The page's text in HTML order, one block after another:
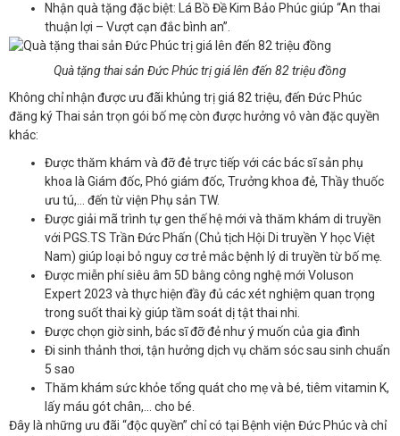
Nhận quà tặng đặc biệt: Lá Bồ Đề Kim Bảo Phúc giúp “An thai
thuận lợi – Vượt cạn đắc bình an”.
Quà tặng thai sản Đức Phúc trị giá lên đến 82 triệu đồng
Không chỉ nhận được ưu đãi khủng trị giá 82 triệu, đến Đức Phúc
đăng ký Thai sản trọn gói bố mẹ còn được hưởng vô vàn đặc quyền
khác:
Được thăm khám và đỡ đẻ trực tiếp với các bác sĩ sản phụ
khoa là Giám đốc, Phó giám đốc, Trưởng khoa đẻ, Thầy thuốc
ưu tú,… đến từ viện Phụ sản TW.
Được giải mã trình tự gen thế hệ mới và thăm khám di truyền
với PGS.TS Trần Đức Phấn (Chủ tịch Hội Di truyền Y học Việt
Nam) giúp loại bỏ nguy cơ trẻ mắc bệnh lý di truyền từ bố mẹ.
Được miễn phí siêu âm 5D bằng công nghệ mới Voluson
Expert 2023 và thực hiện đầy đủ các xét nghiệm quan trọng
trong suốt thai kỳ giúp tầm soát dị tật thai nhi.
Được chọn giờ sinh, bác sĩ đỡ đẻ như ý muốn của gia đình
Đi sinh thảnh thơi, tận hưởng dịch vụ chăm sóc sau sinh chuẩn
5 sao
Thăm khám sức khỏe tổng quát cho mẹ và bé, tiêm vitamin K,
lấy máu gót chân,… cho bé.
Đây là những ưu đãi “độc quyền” chỉ có tại Bệnh viện Đức Phúc và chỉ